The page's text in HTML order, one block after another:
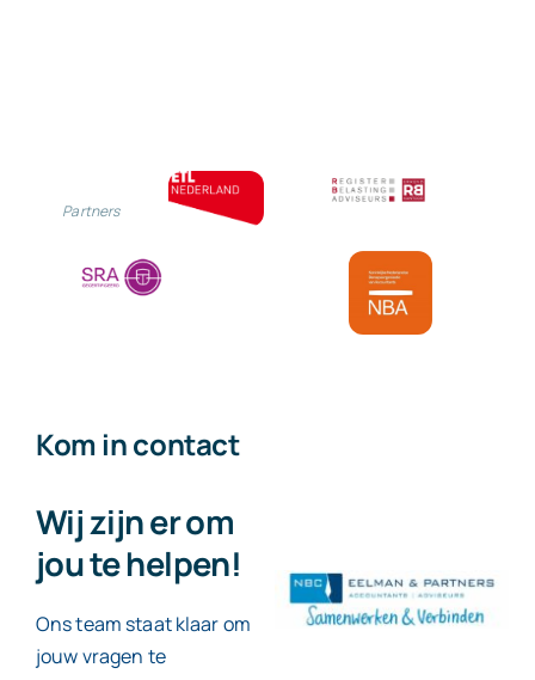
Partners
Kom in contact
Wij zijn er om
jou te helpen!
Ons team staat klaar om
jouw vragen te